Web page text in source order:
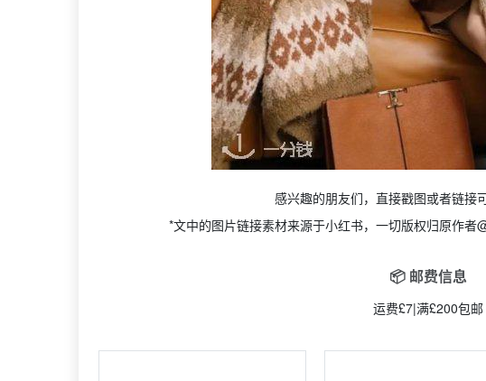
感兴趣的朋友们，直接戳图或者链接
*文中的图片链接素材来源于小红书，一切版权归原作
📦 邮费信息
运费£7|满£200包邮